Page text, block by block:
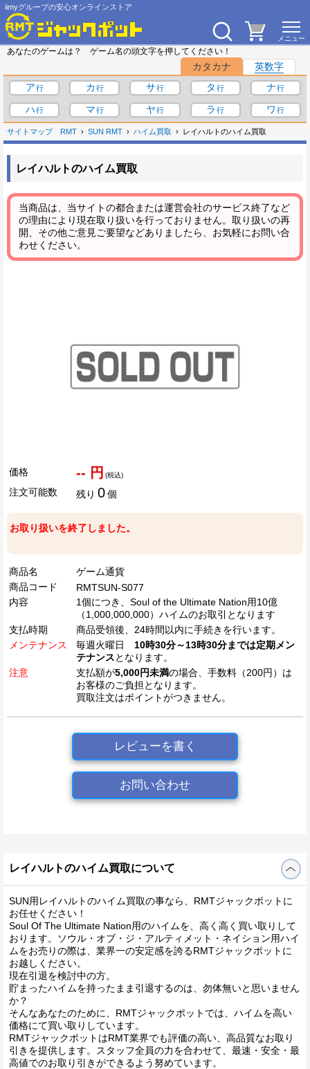
iimyグループの安心オンラインストア
あなたのゲームは？ ゲーム名の頭文字を押してください！
カタカナ
英数字
ア
カ サ タ
ナ
ハ
マ ヤ ラ ワ
サイトマップ RMT SUN RMT ハイム買取 レイハルトのハイム買取
レイハルトのハイム買取
当商品は、当サイトの都合または運営会社のサービス終了など
の理由により現在取り扱いを行っておりません。取り扱いの再
開、その他ご意見ご要望などありましたら、お気軽にお問い合
わせください。
価格 -- 円 (税込)
注文可能数 残り 0個
お取り扱いを終了しました。
商品名
ゲーム通貨
商品コード
RMTSUN-S077
内容
1個につき、Soul of the Ultimate Nation用10億
（1,000,000,000）ハイムのお取引となります
支払時期
商品受領後、24時間以内に手続きを行います。
メンテナンス
毎週火曜日 10時30分～13時30分までは定期メン
テナンスとなります。
注意
支払額が5,000円未満の場合、手数料（200円）は
お客様のご負担となります。
買取注文はポイントがつきません。
レビューを書く
お問い合わせ
レイハルトのハイム買取について
SUN用レイハルトのハイム買取の事なら、RMTジャックポットに
お任せください！
Soul Of The Ultimate Nation用のハイムを、高く高く買い取りして
おります。ソウル・オブ・ジ・アルティメット・ネイション用ハイ
ムをお売りの際は、業界一の安定感を誇るRMTジャックポットに
お越しください。
現在引退を検討中の方。
貯まったハイムを持ったまま引退するのは、勿体無いと思いません
か？
そんなあなたのために、RMTジャックポットでは、ハイムを高い
価格にて買い取りしています。
RMTジャックポットはRMT業界でも評価の高い、高品質なお取り
引きを提供します。スタッフ全員の力を合わせて、最速・安全・最
高値でのお取り引きができるよう努めています。